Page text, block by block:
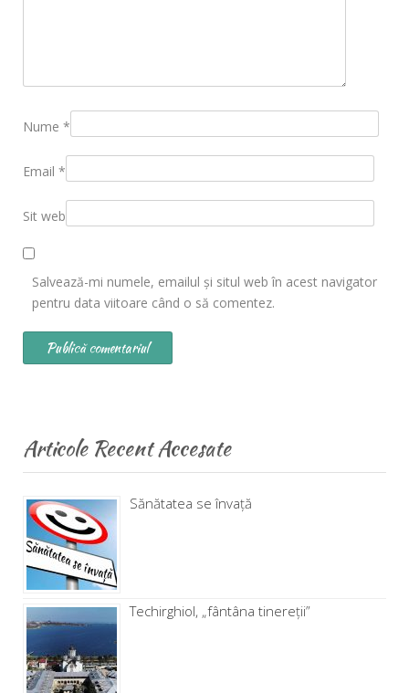
Nume *
Email *
Sit web
Salvează-mi numele, emailul și situl web în acest navigator
pentru data viitoare când o să comentez.
Articole Recent Accesate
Sănătatea se învață
Techirghiol, „fântâna tinereţii”